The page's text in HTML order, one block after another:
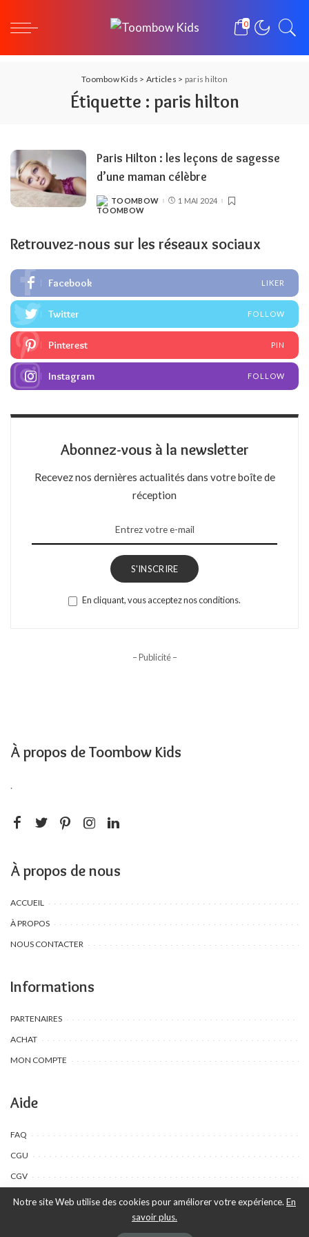
0
Toombow Kids > Articles > paris hilton
Étiquette : paris hilton
Paris Hilton : les leçons de sagesse
d’une maman célèbre
POSTED
BY
TOOMBOW 1 MAI 2024
Retrouvez-nous sur les réseaux sociaux
Facebook LIKER
Twitter FOLLOW
Pinterest PIN
Instagram FOLLOW
Abonnez-vous à la newsletter
Recevez nos dernières actualités dans votre boîte de
réception
S'INSCRIRE
En cliquant, vous acceptez nos conditions.
– Publicité –
À propos de Toombow Kids
.
À propos de nous
ACCUEIL
À PROPOS
NOUS CONTACTER
Informations
PARTENAIRES
ACHAT
MON COMPTE
Aide
FAQ
CGU
CGV
©Toombow Kids, 2022 - 2024 - Tous droits réservés | Créé par Ewing
Notre site Web utilise des cookies pour améliorer votre expérience. En
savoir plus.